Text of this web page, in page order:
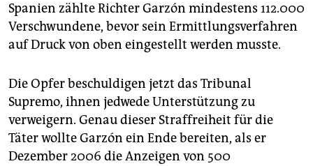
Spanien zählte Richter Garzón mindestens 112.000
Verschwundene, bevor sein Ermittlungsverfahren
auf Druck von oben eingestellt werden musste.
Die Opfer beschuldigen jetzt das Tribunal
Supremo, ihnen jedwede Unterstützung zu
verweigern. Genau dieser Straffreiheit für die
Täter wollte Garzón ein Ende bereiten, als er
Dezember 2006 die Anzeigen von 500